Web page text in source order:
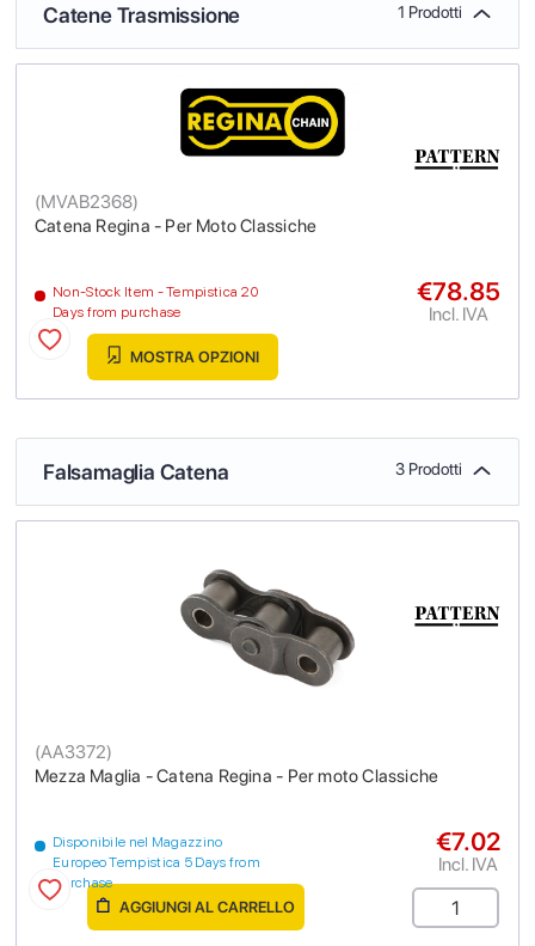
Catene Trasmissione 1 Prodotti
Catena Regina - Per Moto Classiche
(MVAB2368)
Non-Stock Item - Tempistica 20
Days from purchase
€78.85
Incl. IVA
MOSTRA OPZIONI
Falsamaglia Catena 3 Prodotti
Mezza Maglia - Catena Regina - Per moto Classiche
(AA3372)
Disponibile nel Magazzino
Europeo Tempistica 5 Days from
purchase
€7.02
Incl. IVA
AGGIUNGI AL CARRELLO